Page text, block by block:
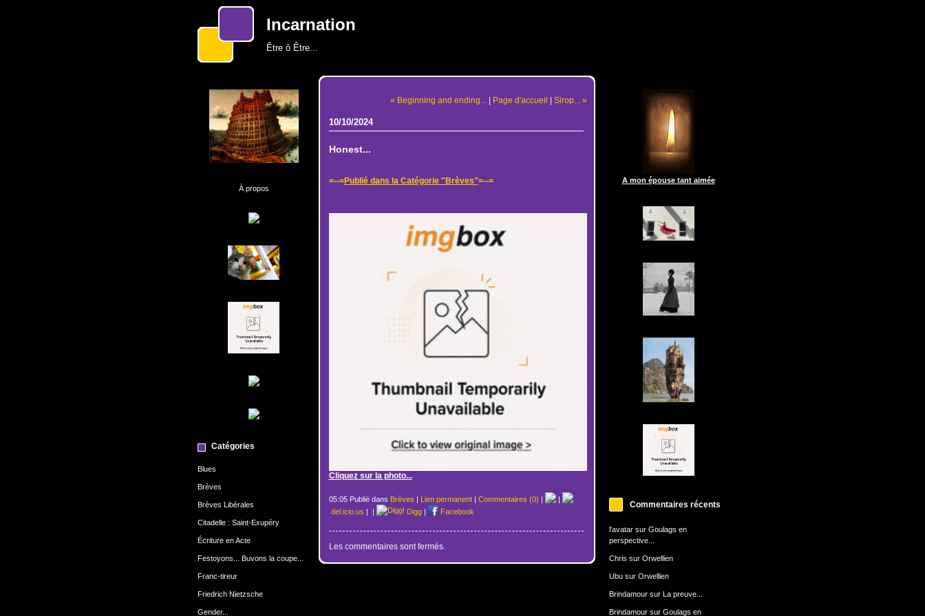
Incarnation
Être ô Être...
À propos
Catégories
Blues
Brèves
Brèves Libérales
Citadelle : Saint-Exupéry
Écriture en Acte
Festoyons... Buvons la coupe...
Franc-tireur
Friedrich Nietzsche
Gender...
A mon épouse tant aimée
Commentaires récents
l'avatarsur Goulags en
perspective...
Chris sur Orwellien
Ubusur Orwellien
Brindamoursur La preuve...
Brindamoursur Goulags en
« Beginning and ending... | Page d'accueil | Sirop... »
10/10/2024
Honest...
=--=Publié dans la Catégorie "Brèves"=--=
Cliquez sur la photo...
05:05 Publié dans Brèves | Lien permanent| Commentaires (0) |
|
del.icio.us | | Digg| Facebook
Les commentaires sont fermés.